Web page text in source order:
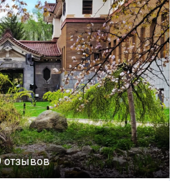
отзывов